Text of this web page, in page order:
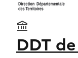
DDT